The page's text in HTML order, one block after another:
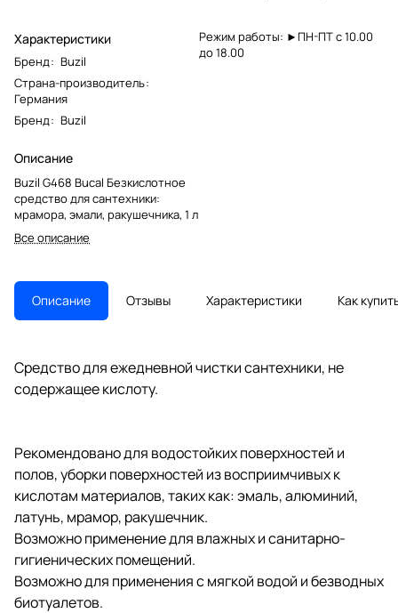
Характеристики
Бренд: Buzil
Страна-производитель:
Германия
Бренд: Buzil
Описание
Buzil G468 Bucal Безкислотное
средство для сантехники:
мрамора, эмали, ракушечника, 1 л
Все описание
Режим работы: ►ПН-ПТ с 10.00
до 18.00
Описание Отзывы Характеристики Как
Средство для ежедневной чистки сантехники, не
содержащее кислоту.
Рекомендовано для водостойких поверхностей и
полов, уборки поверхностей из восприимчивых к
кислотам материалов, таких как: эмаль, алюминий,
латунь, мрамор, ракушечник.
Возможно применение для влажных и санитарно-
гигиенических помещений.
Возможно для применения с мягкой водой и безводных
биотуалетов.